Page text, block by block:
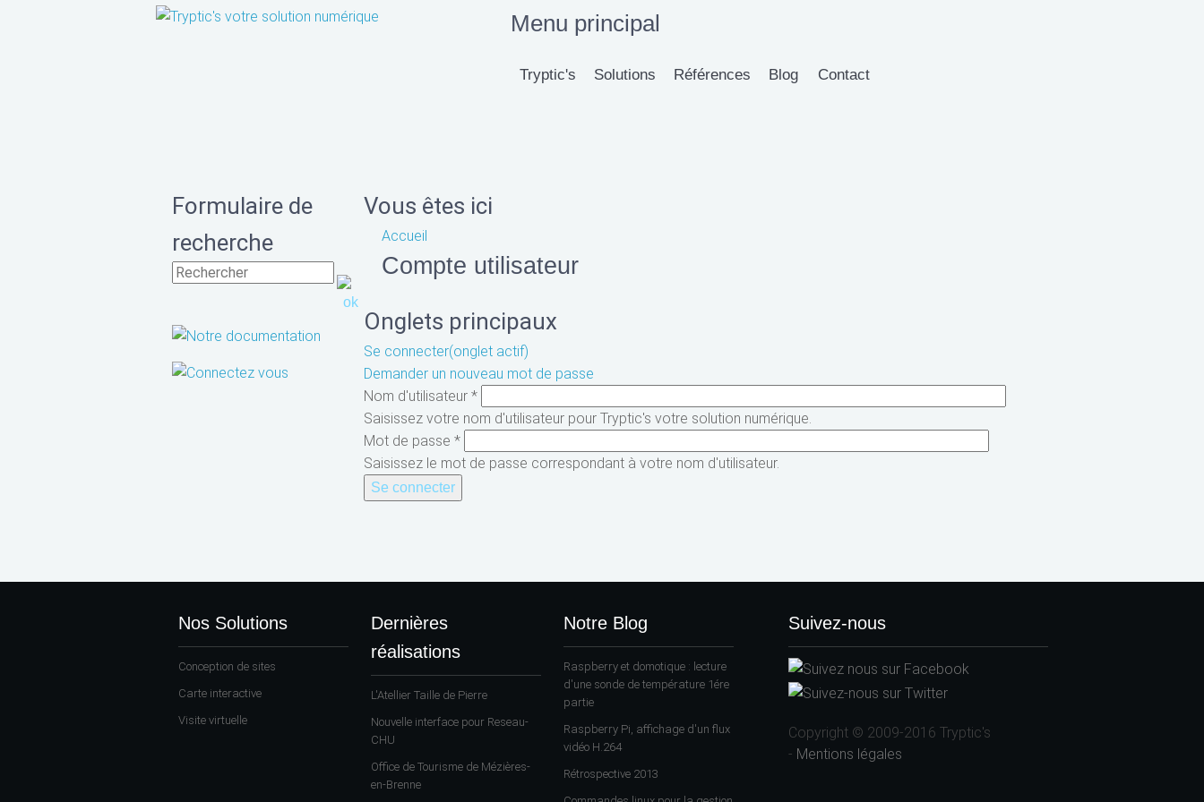
Menu principal
Tryptic's Solutions Références Blog Contact
Vous êtes ici
Accueil
Compte utilisateur
Onglets principaux
Se connecter(onglet actif)
Demander un nouveau mot de passe
Nom d'utilisateur *
Saisissez votre nom d'utilisateur pour Tryptic's votre solution numérique.
Mot de passe *
Saisissez le mot de passe correspondant à votre nom d'utilisateur.
Formulaire de
recherche
Nos Solutions
Conception de sites
Carte interactive
Visite virtuelle
Dernières
réalisations
L'Atellier Taille de Pierre
Nouvelle interface pour Reseau-
CHU
Office de Tourisme de Mézières-
en-Brenne
Notre Blog
Raspberry et domotique : lecture
d'une sonde de température 1ére
partie
Raspberry Pi, affichage d'un flux
vidéo H.264
Rétrospective 2013
Suivez-nous
Copyright © 2009-2016 Tryptic's
- Mentions légales